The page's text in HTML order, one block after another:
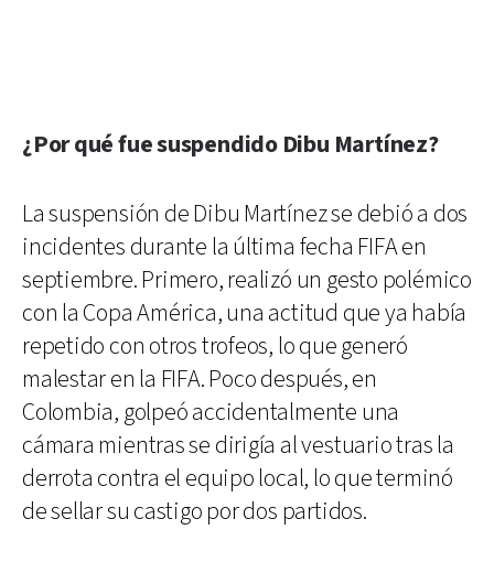
¿Por qué fue suspendido Dibu Martínez?
La suspensión de Dibu Martínez se debió a dos
incidentes durante la última fecha FIFA en
septiembre. Primero, realizó un gesto polémico
con la Copa América, una actitud que ya había
repetido con otros trofeos, lo que generó
malestar en la FIFA. Poco después, en
Colombia, golpeó accidentalmente una
cámara mientras se dirigía al vestuario tras la
derrota contra el equipo local, lo que terminó
de sellar su castigo por dos partidos.